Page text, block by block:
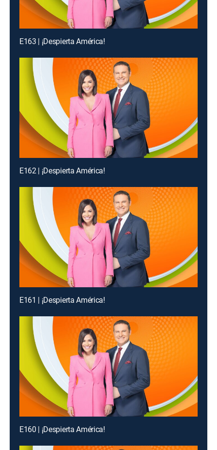
E163 | ¡Despierta América!
E162 | ¡Despierta América!
E161 | ¡Despierta América!
E160 | ¡Despierta América!